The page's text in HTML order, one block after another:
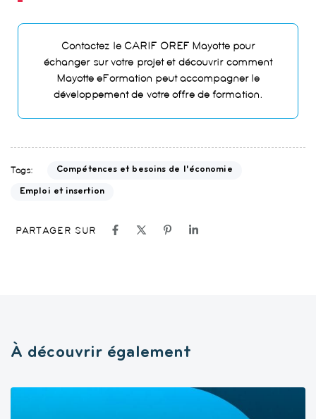
Contactez le CARIF OREF Mayottepour
échanger sur votre projet et découvrir comment
Mayotte eFormation peut accompagner le
développement de votre offre de formation.
Tags: Compétences et besoins de l'économie
Emploi et insertion
PARTAGER SUR
À découvrir également